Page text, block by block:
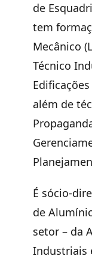
de
tem
Mecânico
Técnico
além de
É sócio-
de
setor – da
Industriais